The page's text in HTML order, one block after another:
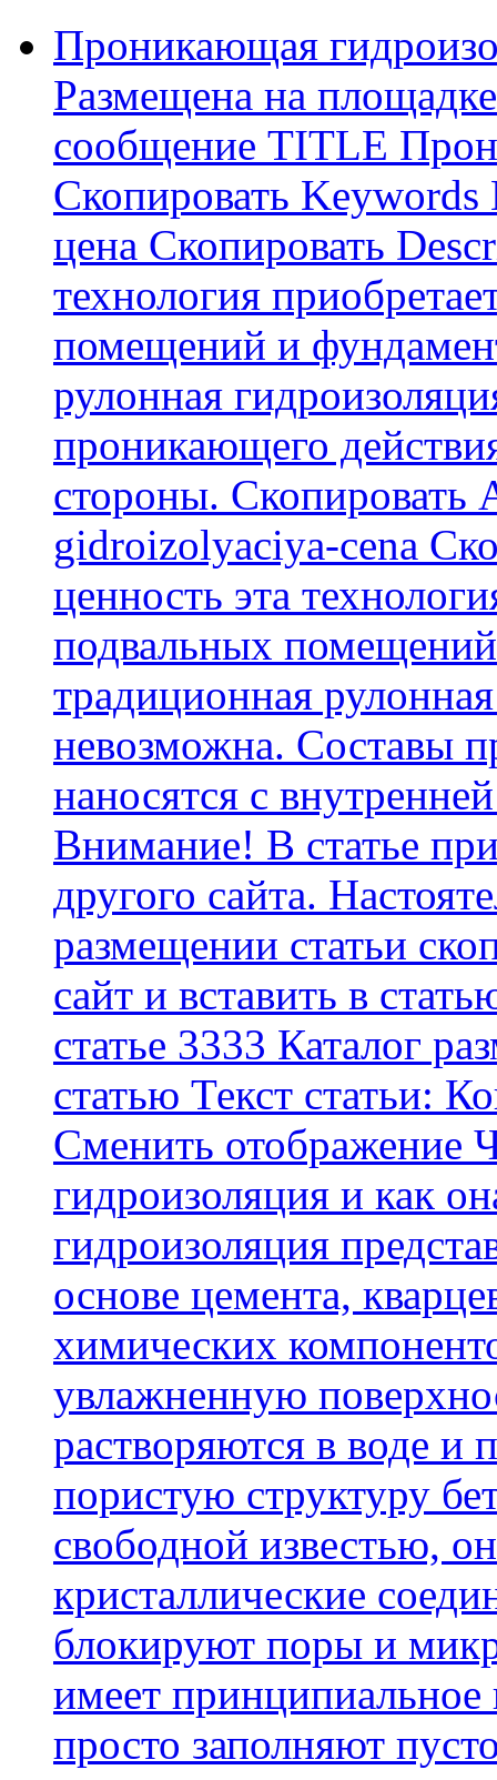
Проникающая
Размещена на
сообщение TITLE
Скопировать
цена Скопировать
технология
помещений и
рулонная
проникающего
стороны. Скопировать
gidroizolyaciya-cena
ценность эта
подвальных
традиционная
невозможна. Составы
наносятся с
Внимание! В статье
другого сайта.
размещении статьи
сайт и вставить в
статье 3333 Каталог
статью Текст статьи:
Cменить отображение
гидроизоляция и как
гидроизоляция
основе цемента,
химических
увлажненную
растворяются в воде и
пористую структуру
свободной известью,
кристаллические
блокируют поры и
имеет
просто заполняют